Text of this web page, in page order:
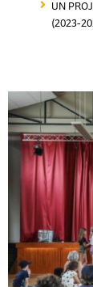
UN
(2023-